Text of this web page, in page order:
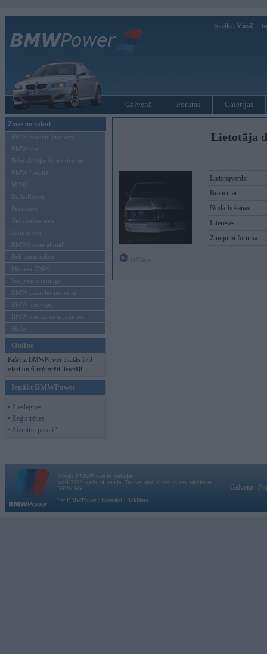
Sveiks, Viesi!
Galvenā Forums Galerijas
Ziņas un raksti
BMW modeļu jaunumi
BMW testi
Tehnoloģijas & sasniegumi
BMW Latvijā
MINI
Rolls-Royce
Pasākumi
Vadāmības tests
Autosports
BMWPower aktuāli
Reklāmas raksti
Mēneša BMW
Sērijveida tūnings
BMW pasaules jaunumi
BMW koncepti
BMW konkurentu jaunumi
Moto
Online
Pašreiz BMWPower skatās 173
viesi un 6 reģistrēti lietotāji.
Ienākt BMWPower
• Pieslēgties
• Reģistrēties
• Aizmirsi paroli?
Lietotāja
Lietotājvārds:
Braucu ar:
Nodarbošanās:
Intereses:
Ziņojumi forumā:
Vortāls BMWPower.lv darbojas
kopš 2002. gada 14. maija. Tas nav auto klubs un nav saistīts ar
BMW AG.
Par BMWPower
Kontakti Reklāma
Galvena